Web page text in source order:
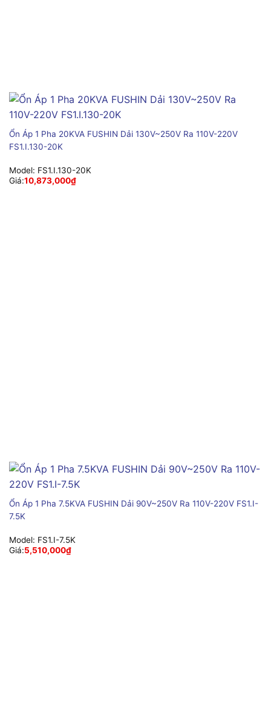
Ổn Áp 1 Pha 20KVA FUSHIN Dải 130V~250V Ra 110V-220V
FS1.I.130-20K
Model: FS1.I.130-20K
Giá:10,873,000₫
Ổn Áp 1 Pha 7.5KVA FUSHIN Dải 90V~250V Ra 110V-220V FS1.I-
7.5K
Model: FS1.I-7.5K
Giá:5,510,000₫